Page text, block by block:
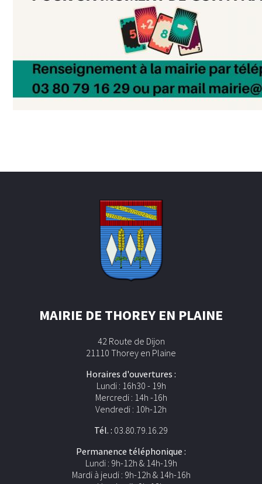
MAIRIE DE THOREY EN PLAINE
42 Route de Dijon
21110 Thorey en Plaine
Horaires d'ouvertures :
Lundi : 16h30 - 19h
Mercredi : 14h -16h
Vendredi : 10h-12h
Tél. : 03.80.79.16.29
Permanence téléphonique :
Lundi : 9h-12h & 14h-19h
Mardi à jeudi : 9h-12h & 14h-16h